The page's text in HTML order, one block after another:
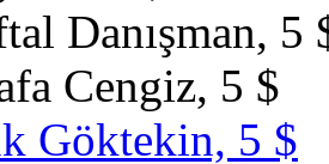
Danışman, 5
Cengiz, 5 $
Göktekin, 5 $